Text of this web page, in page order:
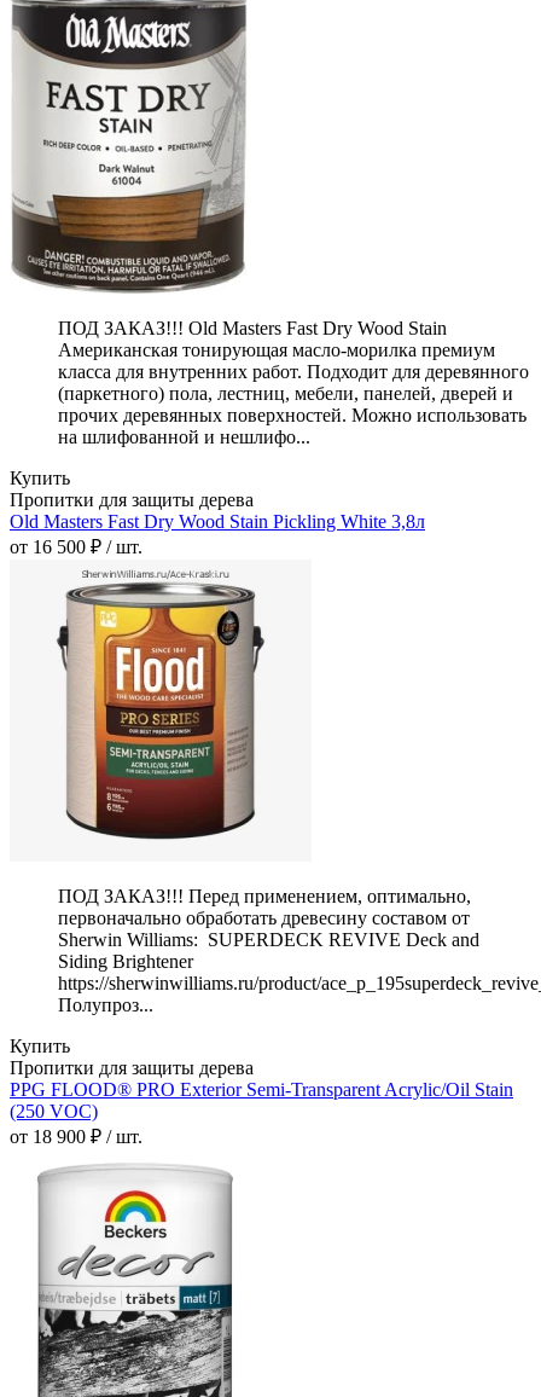
ПОД ЗАКАЗ!!! Old Masters Fast Dry Wood Stain
Американская тонирующая масло-морилка премиум
класса для внутренних работ. Подходит для деревянного
(паркетного) пола, лестниц, мебели, панелей, дверей и
прочих деревянных поверхностей. Можно использовать
на шлифованной и нешлифо...
Купить
Пропитки для защиты дерева
Old Masters Fast Dry Wood Stain Pickling White 3,8л
от 16 500 ₽ / шт.
ПОД ЗАКАЗ!!! Перед применением, оптимально,
первоначально обработать древесину составом от
Sherwin Williams: SUPERDECK REVIVE Deck and
Siding Brightener
https://sherwinwilliams.ru/product/
Полупроз...
Купить
Пропитки для защиты дерева
PPG FLOOD® PRO Exterior Semi-Transparent Acrylic/Oil Stain
(250 VOC)
от 18 900 ₽ / шт.